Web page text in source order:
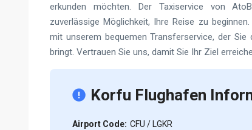
erkunden möchten. Der Taxiservice von
zuverlässige Möglichkeit, Ihre Reise zu
mit unserem bequemen Transferservice, der
bringt. Vertrauen Sie uns, damit Sie Ihr Ziel
Korfu Flughafen
Airport Code: CFU / LGKR